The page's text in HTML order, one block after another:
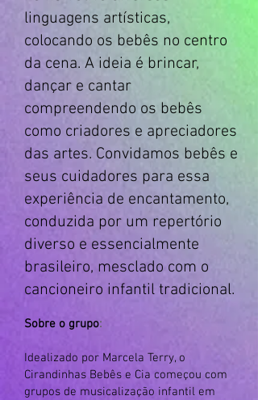
linguagens artísticas,
colocando os bebês no centro
da cena. A ideia é brincar,
dançar e cantar
compreendendo os bebês
como criadores e apreciadores
das artes. Convidamos bebês e
seus cuidadores para essa
experiência de encantamento,
conduzida por um repertório
diverso e essencialmente
brasileiro, mesclado com o
cancioneiro infantil tradicional.
Sobre o grupo:
Idealizado por Marcela Terry, o
Cirandinhas Bebês e Cia começou com
grupos de musicalização infantil em